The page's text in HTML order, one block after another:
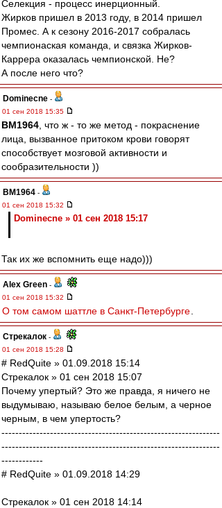
Селекция - процесс инерционный.
Жирков пришел в 2013 году, в 2014 пришел
Промес. А к сезону 2016-2017 собралась
чемпионаская команда, и связка Жирков-
Каррера оказалась чемпионской. Не?
А после него что?
Dominecne -
01 сен 2018 15:35
BM1964 , что ж - то же метод - покраснение
лица, вызванное притоком крови говорят
способствует мозговой активности и
сообразительности ))
BM1964 -
01 сен 2018 15:32
Dominecne » 01 сен 2018 15:17
Так их же вспомнить еще надо)))
Alex Green -
01 сен 2018 15:32
О том самом шаттле в Санкт-Петербурге
Стрекалок -
01 сен 2018 15:28
# RedQuite » 01.09.2018 15:14
Стрекалок » 01 сен 2018 15:07
Почему упертый? Это же правда, я ничего не
выдумываю, называю белое белым, а черное
черным, в чем упертость?
---------------------------------------------------------------
---------------------------------------------------------------
------------
# RedQuite » 01.09.2018 14:29
Стрекалок » 01 сен 2018 14:14